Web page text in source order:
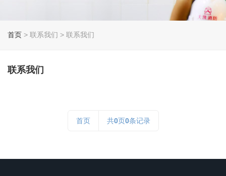
首页 > 联系我们 > 联系我们
联系我们
首页 共0页0条记录